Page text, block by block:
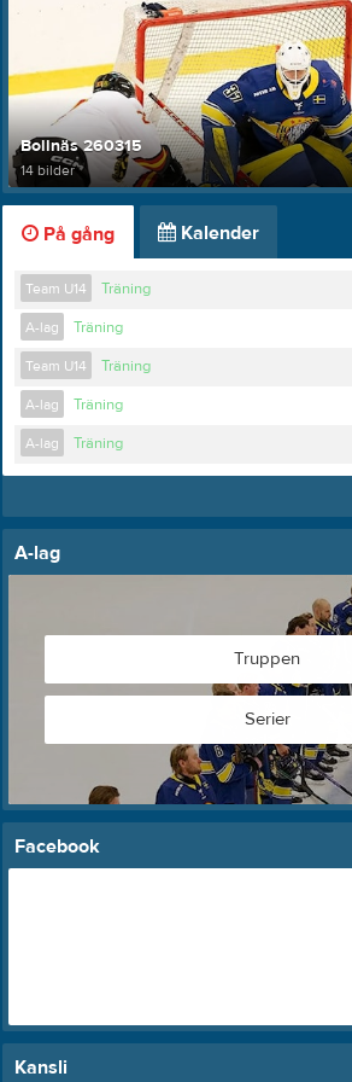
Bollnäs 260315
14 bilder
På gång Kalender
Team U14 Träning
A-lag Träning
Team U14 Träning
A-lag Träning
A-lag Träning
A-lag
Truppen
Serier
Facebook
Kansli